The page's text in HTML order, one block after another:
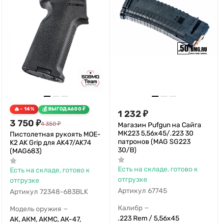
- 14% ВЫГОДА600₽
3 750 ₽4 350 ₽
Пистолетная рукоять MOE-
K2 AK Grip для AK47/AK74
(MAG683)
Есть на складе, готово к
отгрузке
Артикул 72348-683BLK
Модель оружия —
АК, АКМ, АКМС, АК-47,
1 232₽
Магазин Pufgun на Сайга
МК223 5,56х45/.223 30
патронов (MAG SG223
30/B)
Есть на складе, готово к
отгрузке
Артикул 67745
Калибр —
.223 Rem / 5,56x45